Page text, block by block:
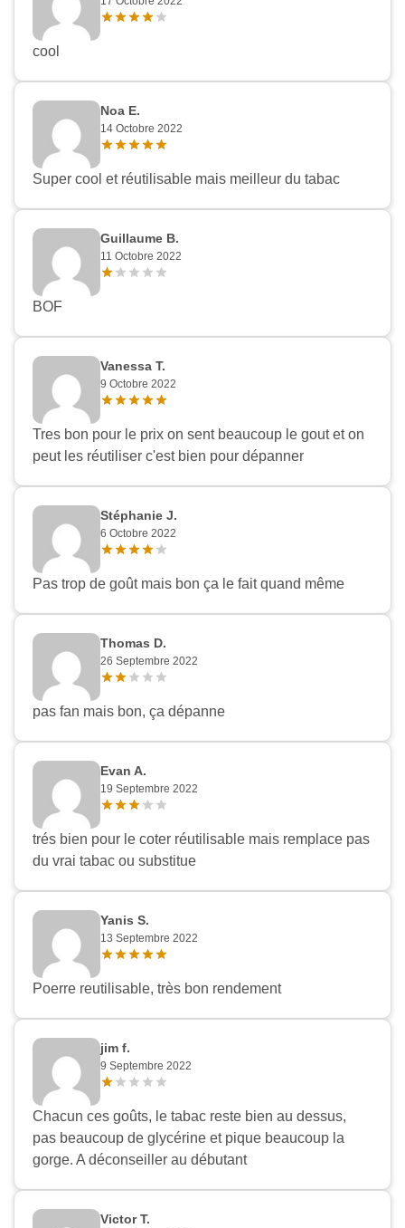
cool
Noa E.
14 Octobre 2022
Super cool et réutilisable mais meilleur du tabac
Guillaume B.
11 Octobre 2022
BOF
Vanessa T.
9 Octobre 2022
Tres bon pour le prix on sent beaucoup le gout et on
peut les réutiliser c'est bien pour dépanner
Stéphanie J.
6 Octobre 2022
Pas trop de goût mais bon ça le fait quand même
Thomas D.
26 Septembre 2022
pas fan mais bon, ça dépanne
Evan A.
19 Septembre 2022
trés bien pour le coter réutilisable mais remplace pas
du vrai tabac ou substitue
Yanis S.
13 Septembre 2022
Poerre reutilisable, très bon rendement
jim f.
9 Septembre 2022
Chacun ces goûts, le tabac reste bien au dessus,
pas beaucoup de glycérine et pique beaucoup la
gorge. A déconseiller au débutant
Victor T.